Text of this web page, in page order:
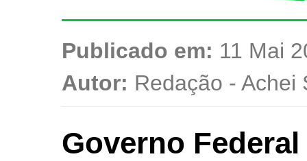
Publicado em: 11 Mai
Autor: Redação - Achei
Governo